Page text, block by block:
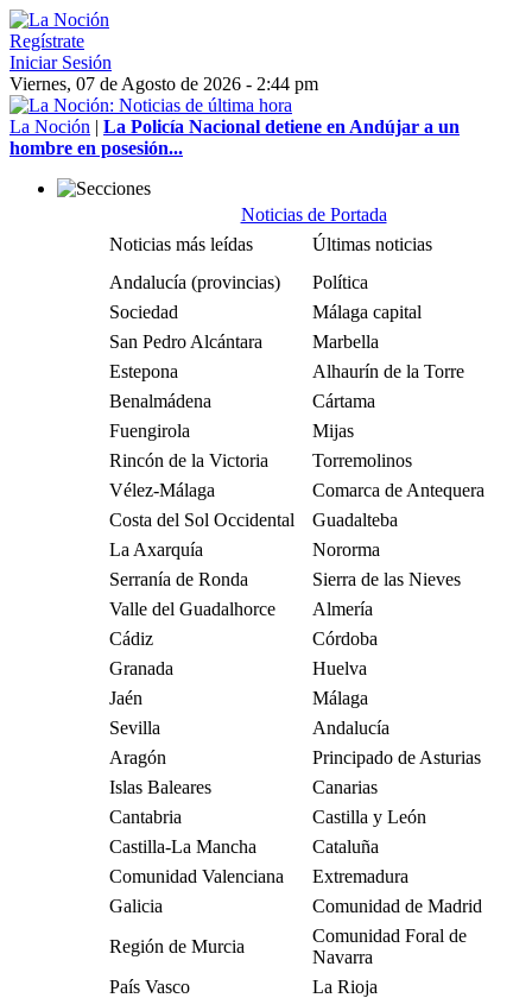
Regístrate
Iniciar Sesión
Viernes, 07 de Agosto de 2026 - 2:44 pm
La Noción | La Policía Nacional detiene en Andújar a un
hombre en posesión...
Noticias de Portada
Noticias más leídas
Últimas noticias
Andalucía (provincias)
Política
Sociedad
Málaga capital
San Pedro Alcántara
Marbella
Estepona
Alhaurín de la Torre
Benalmádena
Cártama
Fuengirola
Mijas
Rincón de la Victoria
Torremolinos
Vélez-Málaga
Comarca de Antequera
Costa del Sol Occidental
Guadalteba
La Axarquía
Nororma
Serranía de Ronda
Sierra de las Nieves
Valle del Guadalhorce
Almería
Cádiz
Córdoba
Granada
Huelva
Jaén
Málaga
Sevilla
Andalucía
Aragón
Principado de Asturias
Islas Baleares
Canarias
Cantabria
Castilla y León
Castilla-La Mancha
Cataluña
Comunidad Valenciana
Extremadura
Galicia
Comunidad de Madrid
Región de Murcia
Comunidad Foral de
Navarra
País Vasco
La Rioja